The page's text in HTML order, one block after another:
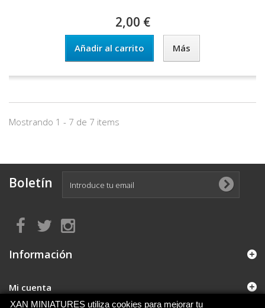
2,00 €
Añadir al carrito Más
Mostrando 1 - 7 de 7 items
Boletín
Información
Mi cuenta
XAN MINIATURES utiliza cookies para mejorar tu